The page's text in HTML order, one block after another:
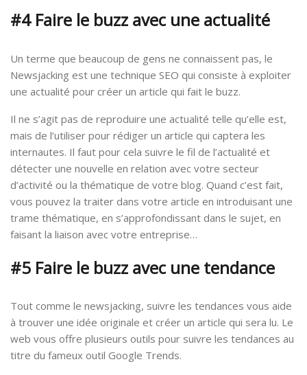
#4 Faire le buzz avec une actualité
Un terme que beaucoup de gens ne connaissent pas, le
Newsjacking est une technique SEO qui consiste à exploiter
une actualité pour créer un article qui fait le buzz.
Il ne s’agit pas de reproduire une actualité telle qu’elle est,
mais de l’utiliser pour rédiger un article qui captera les
internautes. Il faut pour cela suivre le fil de l’actualité et
détecter une nouvelle en relation avec votre secteur
d’activité ou la thématique de votre blog. Quand c’est fait,
vous pouvez la traiter dans votre article en introduisant une
trame thématique, en s’approfondissant dans le sujet, en
faisant la liaison avec votre entreprise…
#5 Faire le buzz avec une tendance
Tout comme le newsjacking, suivre les tendances vous aide
à trouver une idée originale et créer un article qui sera lu. Le
web vous offre plusieurs outils pour suivre les tendances au
titre du fameux outil Google Trends.